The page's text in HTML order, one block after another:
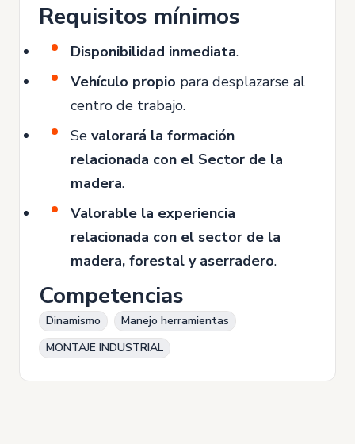
Requisitos mínimos
Disponibilidad inmediata.
Vehículo propio para desplazarse al
centro de trabajo.
Se valorará la formación
relacionada con el Sector de la
madera.
Valorable la experiencia
relacionada con el sector de la
madera, forestal y aserradero.
Competencias
Dinamismo
Manejo herramientas
MONTAJE INDUSTRIAL